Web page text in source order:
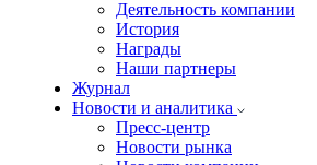
Деятельность компании
История
Награды
Наши партнеры
Журнал
Новости и аналитика
Пресс-центр
Новости рынка